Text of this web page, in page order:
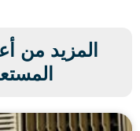
المزيد من